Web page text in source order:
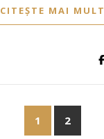
CITEȘTE MAI MULT
1 2